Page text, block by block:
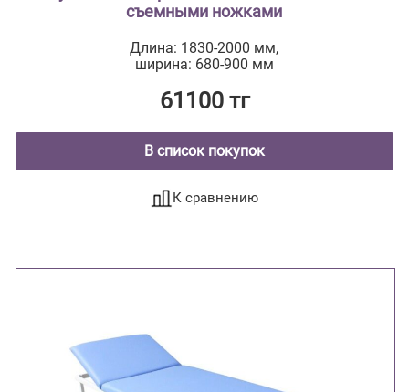
съемными ножками
Длина: 1830-2000 мм,
ширина: 680-900 мм
61100 тг
В список покупок
К сравнению